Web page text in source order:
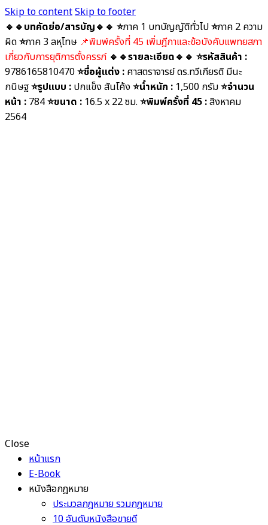
Skip to contentSkip to footer
🔹🔹บทคัดย่อ/สารบัญ🔹🔹 ⭐️ภาค 1 บทบัญญัติทั่วไป⭐️ภาค 2 ความ
ผิด⭐️ภาค 3 ลหุโทษ 📌พิมพ์ครั้งที่ 45 เพิ่มฎีกาและข้อบังคับแพทยสภา
เกี่ยวกับการยุติการตั้งครรภ์ 🔹🔹รายละเอียด🔹🔹 ⭐️รหัสสินค้า :
9786165810470⭐️ชื่อผู้แต่ง : ศาสตราจารย์ ดร.ทวีเกียรติ มีนะ
กนิษฐ⭐️รูปแบบ : ปกแข็ง สันโค้ง⭐️น้ำหนัก : 1,500 กรัม⭐️จำนวน
หน้า : 784⭐️ขนาด : 16.5 x 22 ซม. ⭐️พิมพ์ครั้งที่ 45 :สิงหาคม
2564
Close
หน้าแรก
E-Book
หนังสือกฎหมาย
ประมวลกฎหมาย รวมกฎหมาย
10 อันดับหนังสือขายดี